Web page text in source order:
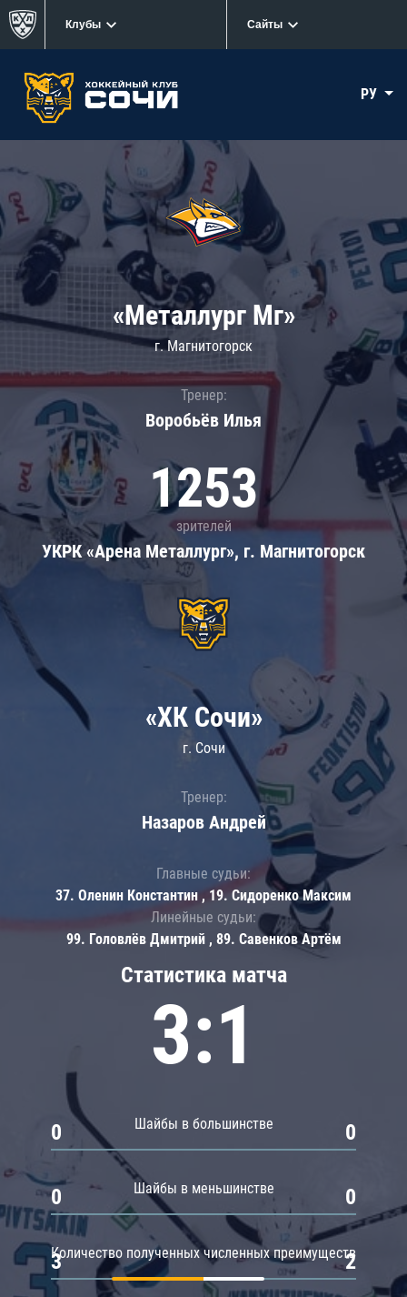
Клубы Сайты
РУ
«Металлург Мг»
г. Магнитогорск
Тренер:
Воробьёв Илья
1253
зрителей
УКРК «Арена Металлург», г. Магнитогорск
Статистика матча
3:1
Шайбы в большинстве
0 0
Шайбы в меньшинстве
0 0
Количество полученных численных преимуществ
3 2
«ХК Сочи»
г. Сочи
Тренер:
Назаров Андрей
Главные судьи:
37. Оленин Константин , 19. Сидоренко Максим
Линейные судьи:
99. Головлёв Дмитрий , 89. Савенков Артём